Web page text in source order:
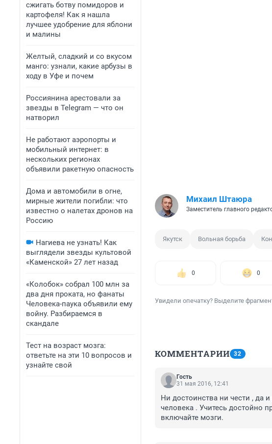
сжигать ботву помидоров и
картофеля! Как я нашла
лучшее удобрение для яблони
и малины
Желтый, сладкий и со вкусом
манго: узнали, какие арбузы в
ходу в Уфе и почем
Россиянина арестовали за
звезды в Telegram — что он
натворил
Не работают аэропорты и
мобильный интернет: в
нескольких регионах
объявили ракетную опасность
Дома и автомобили в огне,
мирные жители погибли: что
известно о налетах дронов на
Россию
Нагиева не узнать! Как
выглядели звезды культовой
«Каменской» 27 лет назад
«Колобок» собрал 100 млн за
два дня проката, но фанаты
Человека-паука объявили ему
войну. Разбираемся в
скандале
Тест на возраст мозга:
ответьте на эти 10 вопросов и
узнайте свой
Михаил Штаюра
Заместитель главного
Якутск Вольная борьба
0 0
Увидели опечатку? Выделите
КОММЕНТАРИИ 32
Гость
31 мая 2016, 12:41
Ни достоинства ни чести , да
человека . Учитесь достойно
включайте мозги.